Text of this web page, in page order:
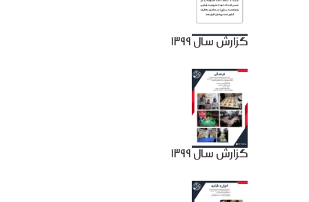
گزارش سال 1399
گزارش سال 1399